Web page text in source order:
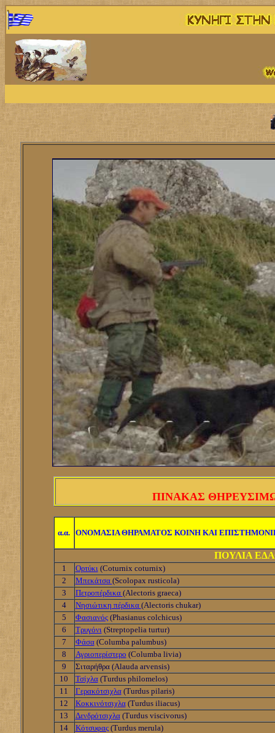
ΠΙΝΑΚΑΣ
α.α. ΟΝΟΜΑΣΙΑ ΘΗΡΑΜΑΤΟΣ ΚΟΙΝΗ ΚΑΙ
ΠΟΥΛΙΑ
1 Ορτύκι(Coturnix coturnix)
2
Μπεκάτσα (Scolopax rusticola)
3
Πετροπέρδικα (Alectoris graeca)
4
Νησιώτικη πέρδικα (Alectoris chukar)
5
Φασιανός(Phasianus colchicus)
6
Τρυγόνι(Streptopelia turtur)
7
Φάσα(Columba palumbus)
8
Αγριοπερίστερο (Columba livia)
9
Σιταρήθρα (Alauda arvensis)
10
Τσίχλα(Turdus philomelos)
11
Γερακότσιχλα(Turdus pilaris)
12
Κοκκινότσιχλα(Turdus iliacus)
13
Δενδρότσιχλα(Turdus viscivorus)
14
Κότσυφας(Turdus merula)